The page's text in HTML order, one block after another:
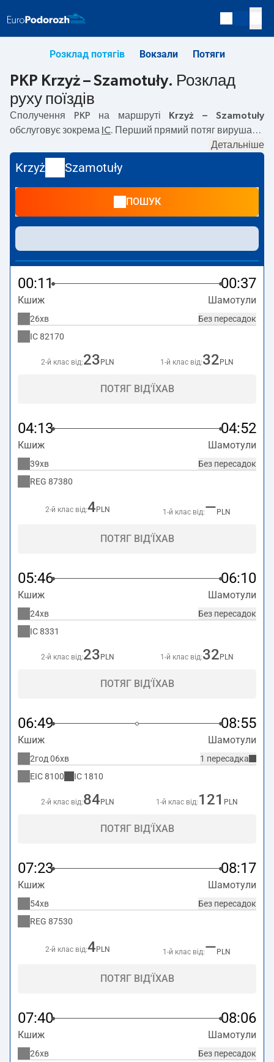
Розклад потягів Вокзали Потяги
PKP Krzyż – Szamotuły. Розклад
руху поїздів
Сполучення PKP на маршруті
Krzyż – Szamotuły
обслуговує зокрема IC
. Перший прямий потяг вирушає о
вирушає о 21:22. Найшвидший маршрут пропонує потяг
без пересадокŚLĄZAK
00:24
. На маршрутіKrzyż–Szamotułyкурсують також
REG, EIC, TLK, EIP Pendolino
нижчу ціну квитка і зазвичай довший час подорожі.
Потяг завершує маршрут на станції Szamotuły.
Детальніше
Krzyż Szamotuły
ПОШУК
00:11 00:37
Кшиж Шамотули
Без пересадок
26хв
IC82170
2-й клас від:23 PLN 1-й клас від:32 PLN
ПОТЯГ ВІД'ЇХАВ
04:13 04:52
Кшиж Шамотули
Без пересадок
39хв
REG 87380
2-й клас від:4 PLN 1-й клас від:— PLN
ПОТЯГ ВІД'ЇХАВ
05:46 06:10
Кшиж Шамотули
Без пересадок
24хв
IC8331
2-й клас від:23 PLN 1-й клас від:32 PLN
ПОТЯГ ВІД'ЇХАВ
06:49 08:55
Кшиж Шамотули
1 пересадка
2год 06хв
EIC8100 IC 1810
2-й клас від:84 PLN 1-й клас від: 121 PLN
ПОТЯГ ВІД'ЇХАВ
07:23 08:17
Кшиж Шамотули
Без пересадок
54хв
REG 87530
2-й клас від:4 PLN 1-й клас від:— PLN
ПОТЯГ ВІД'ЇХАВ
07:40 08:06
Кшиж Шамотули
Без пересадок
26хв